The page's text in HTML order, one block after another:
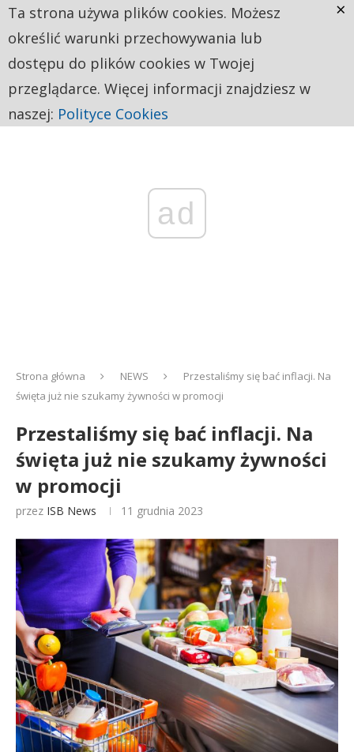
ad
Strona główna NEWS
Przestaliśmy się bać inflacji. Na
święta już nie szukamy żywności w promocji
Przestaliśmy się bać inflacji. Na
święta już nie szukamy żywności
w promocji
przez ISB News 11 grudnia 2023
Ta strona używa plików cookies. Możesz
określić warunki przechowywania lub
dostępu do plików cookies w Twojej
przeglądarce. Więcej informacji znajdziesz w
naszej: Polityce Cookies
×